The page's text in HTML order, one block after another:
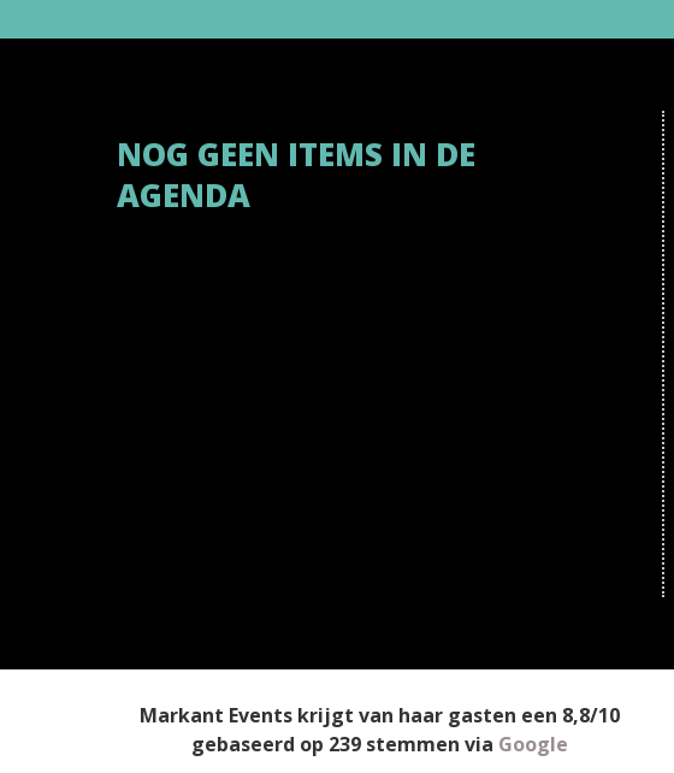
NOG GEEN ITEMS IN DE
AGENDA
Markant Eventskrijgt van haar gasten een 8,8/10
gebaseerd op 239stemmen via Google